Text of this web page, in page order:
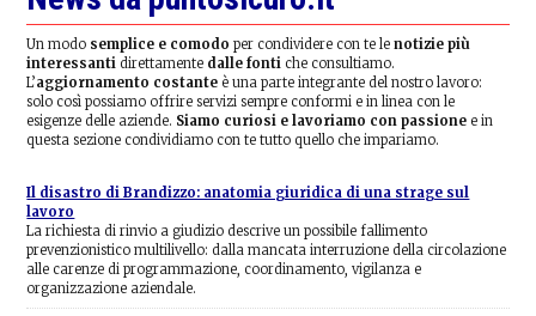
Un modo semplice e comodo per condividere con te lenotizie più
interessanti direttamente dalle fonti che consultiamo.
L’aggiornamento costante è una parte integrante del nostro lavoro:
solo così possiamo offrire servizi sempre conformi e in linea con le
esigenze delle aziende. Siamo curiosi e lavoriamo con passione e in
questa sezione condividiamo con te tutto quello che impariamo.
Il disastro di Brandizzo: anatomia giuridica di una strage sul
lavoro
La richiesta di rinvio a giudizio descrive un possibile fallimento
prevenzionistico multilivello: dalla mancata interruzione della circolazione
alle carenze di programmazione, coordinamento, vigilanza e
organizzazione aziendale.